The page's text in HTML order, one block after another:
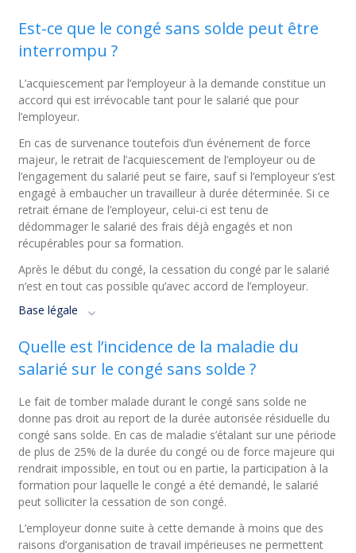
Est-ce que le congé sans solde peut être
interrompu ?
L’acquiescement par l’employeur à la demande constitue un
accord qui est irrévocable tant pour le salarié que pour
l’employeur.
En cas de survenance toutefois d’un événement de force
majeur, le retrait de l’acquiescement de l’employeur ou de
l’engagement du salarié peut se faire, sauf si l’employeur s’est
engagé à embaucher un travailleur à durée déterminée. Si ce
retrait émane de l’employeur, celui-ci est tenu de
dédommager le salarié des frais déjà engagés et non
récupérables pour sa formation.
Après le début du congé, la cessation du congé par le salarié
n’est en tout cas possible qu’avec accord de l’employeur.
Base légale
Quelle est l’incidence de la maladie du
salarié sur le congé sans solde ?
Le fait de tomber malade durant le congé sans solde ne
donne pas droit au report de la durée autorisée résiduelle du
congé sans solde. En cas de maladie s’étalant sur une période
de plus de 25% de la durée du congé ou de force majeure qui
rendrait impossible, en tout ou en partie, la participation à la
formation pour laquelle le congé a été demandé, le salarié
peut solliciter la cessation de son congé.
L’employeur donne suite à cette demande à moins que des
raisons d’organisation de travail impérieuses ne permettent